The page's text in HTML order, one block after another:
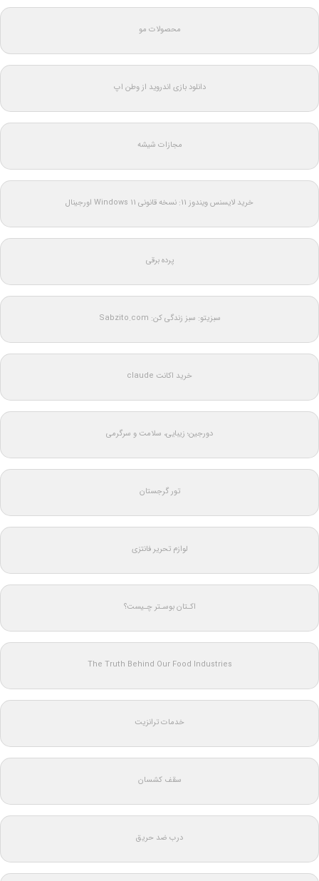
محصولات مو
دانلود بازی اندروید از وطن اپ
مجازات شیشه
خرید لایسنس ویندوز 11: نسخه قانونی Windows 11 اورجینال
پرده برقی
سبزیتو: سبز زندگی کن: Sabzito.com
خرید اکانت claude
دورجین؛ زیبایی، سلامت و سرگرمی
تور گرجستان
لوازم تحریر فانتزی
اکـتان بوسـتر چـیست؟
The Truth Behind Our Food Industries
خدمات ترانزیت
سقف کشسان
درب ضد حریق